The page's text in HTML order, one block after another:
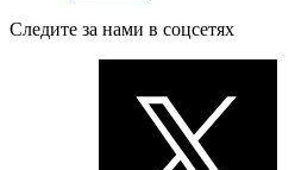
Следите за нами в соцсетях